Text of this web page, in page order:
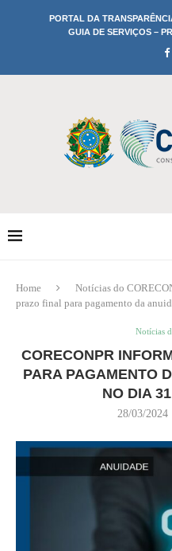
PORTAL DA
GUIA DE SERVIÇOS –
Home Notícias do
prazo final para pagamento da
Notícias
CORECONPR
PARA PAGAMENTO
NO DIA
28/03/2024